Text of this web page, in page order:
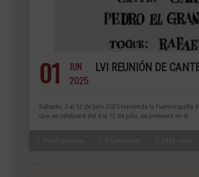
01
JUN
2025
LVI REUNIÓN DE
Sábado, 5 al 12 de julio 2025 Hacienda la Fuenlonguilla
que se celebrará del 5 al 12 de julio, se presenta en el